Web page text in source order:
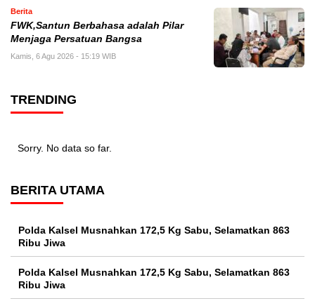
Berita
FWK,Santun Berbahasa adalah Pilar
Menjaga Persatuan Bangsa
Kamis, 6 Agu 2026 - 15:19 WIB
TRENDING
Sorry. No data so far.
BERITA UTAMA
Polda Kalsel Musnahkan 172,5 Kg Sabu, Selamatkan 863
Ribu Jiwa
Polda Kalsel Musnahkan 172,5 Kg Sabu, Selamatkan 863
Ribu Jiwa